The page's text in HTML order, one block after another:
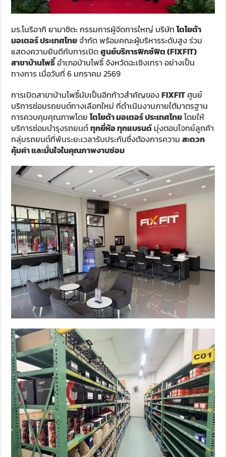
มร.โนริอากิ ยามาชิตะ กรรมการผู้จัดการใหญ่ บริษัทโตโยต้า
มอเตอร์ ประเทศไทยจำกัด พร้อมคณะผู้บริหารระดับสูง ร่วม
แสดงความยินดีกับการเปิดศูนย์บริการฟิกซ์ฟิต (FIXFIT)
สาขาบ้านโพธิ์อำเภอบ้านโพธิ์ จังหวัดฉะเชิงเทรา อย่างเป็น
ทางการ เมื่อวันที่ 6 มกราคม 2569
การเปิดสาขาบ้านโพธิ์นับเป็นอีกก้าวสำคัญของFIXFIT ศูนย์
บริการซ่อมรถยนต์ทางเลือกใหม่ ที่ดำเนินงานภายใต้มาตรฐาน
การควบคุมคุณภาพโดยโตโยต้า มอเตอร์ ประเทศไทยโดยให้
บริการซ่อมบำรุงรถยนต์ทุกยี่ห้อ ทุกแบรนด์ มุ่งตอบโจทย์ลูกค้า
กลุ่มรถยนต์ที่พ้นระยะเวลารับประกันซึ่งต้องการความสะดวก
คุ้มค่า และมั่นใจในคุณภาพงานซ่อม